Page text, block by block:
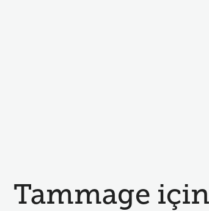
Tammage